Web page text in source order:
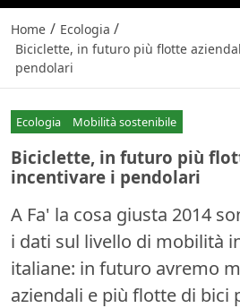
Home / Ecologia /
Biciclette, in futuro più flotte
pendolari
Ecologia Mobilità sostenibile
Biciclette, in futuro più
incentivare i pendolari
A Fa' la cosa giusta 2014
i dati sul livello di mobilità
italiane: in futuro avremo
aziendali e più flotte di bici